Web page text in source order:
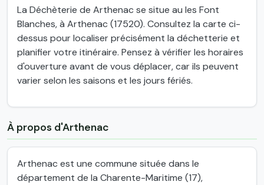
La Déchèterie de Arthenac se situe au les Font
Blanches, à Arthenac (17520). Consultez la carte ci-
dessus pour localiser précisément la déchetterie et
planifier votre itinéraire. Pensez à vérifier les horaires
d'ouverture avant de vous déplacer, car ils peuvent
varier selon les saisons et les jours fériés.
À propos d'Arthenac
Arthenac est une commune située dans le
département de la Charente-Maritime (17),